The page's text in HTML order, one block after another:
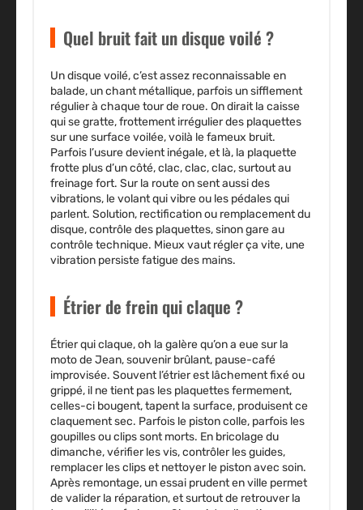
Quel bruit fait un disque voilé ?
Un disque voilé, c’est assez reconnaissable en
balade, un chant métallique, parfois un sifflement
régulier à chaque tour de roue. On dirait la caisse
qui se gratte, frottement irrégulier des plaquettes
sur une surface voilée, voilà le fameux bruit.
Parfois l’usure devient inégale, et là, la plaquette
frotte plus d’un côté, clac, clac, clac, surtout au
freinage fort. Sur la route on sent aussi des
vibrations, le volant qui vibre ou les pédales qui
parlent. Solution, rectification ou remplacement du
disque, contrôle des plaquettes, sinon gare au
contrôle technique. Mieux vaut régler ça vite, une
vibration persiste fatigue des mains.
Étrier de frein qui claque ?
Étrier qui claque, oh la galère qu’on a eue sur la
moto de Jean, souvenir brûlant, pause-café
improvisée. Souvent l’étrier est lâchement fixé ou
grippé, il ne tient pas les plaquettes fermement,
celles-ci bougent, tapent la surface, produisent ce
claquement sec. Parfois le piston colle, parfois les
goupilles ou clips sont morts. En bricolage du
dimanche, vérifier les vis, contrôler les guides,
remplacer les clips et nettoyer le piston avec soin.
Après remontage, un essai prudent en ville permet
de valider la réparation, et surtout de retrouver la